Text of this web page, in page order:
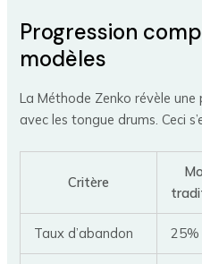
Progression
modèles
La Méthode Zenko révèle
avec les tongue drums. Ceci
Critère
Taux d’abandon 25%